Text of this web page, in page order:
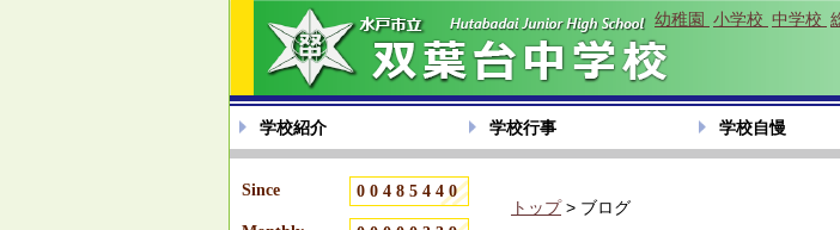
幼稚園 小学校 中学校
学校紹介 学校行事 学校自慢
Since 00485440
トップ> ブログ